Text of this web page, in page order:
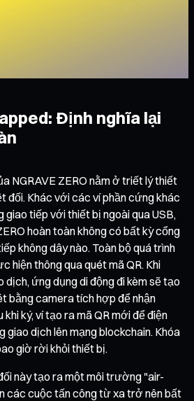
Định nghĩa lại
NGRAVE ZERO nằm ở triết lý thiết
đối. Khác với các ví phần cứng khác
tiếp với thiết bị ngoài qua USB,
hoàn toàn không có bất kỳ cổng
không dây nào. Toàn bộ quá trình
hiện thông qua quét mã QR. Khi
dịch, ứng dụng di động đi kèm sẽ tạo
bằng camera tích hợp để nhận
ký, ví tạo ra mã QR mới để điện
giao dịch lên mạng blockchain. Khóa
giờ rời khỏi thiết bị.
này tạo ra một môi trường "air-
các cuộc tấn công từ xa trở nên bất